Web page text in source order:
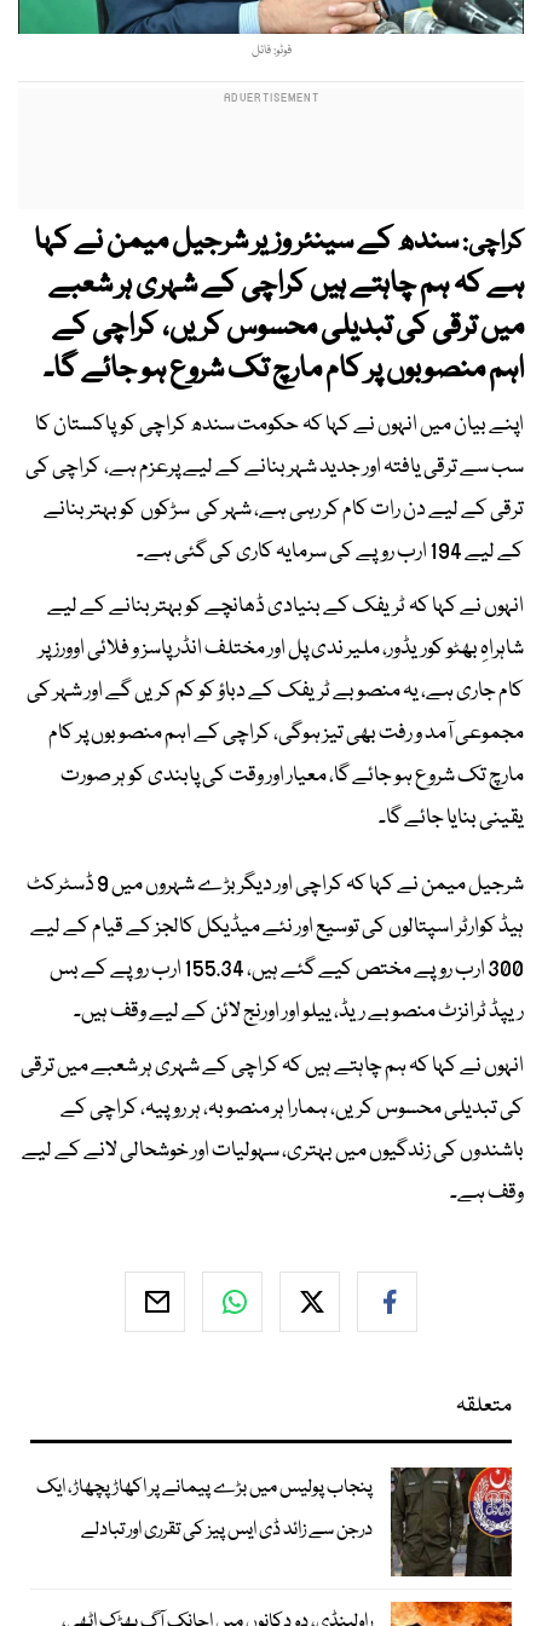
فوٹو: فائل
کراچی:سندھ کے سینئر وزیر شرجیل میمن نے کہا
ہے کہ ہم چاہتے ہیں کراچی کے شہری ہر شعبے
میں ترقی کی تبدیلی محسوس کریں، کراچی کے
اہم منصوبوں پر کام مارچ تک شروع ہو جائے گا۔
اپنے بیان میں انہوں نے کہا کہ حکومت سندھ کراچی کو پاکستان کا
سب سے ترقی یافتہ اور جدید شہر بنانے کے لیے پرعزم ہے، کراچی کی
ترقی کے لیے دن رات کام کر رہی ہے، شہر کی سڑکوں کو بہتر بنانے
کے لیے 194 ارب روپے کی سرمایہ کاری کی گئی ہے۔
انہوں نے کہا کہ ٹریفک کے بنیادی ڈھانچے کو بہتر بنانے کے لیے
شاہراہِ بھٹو کوریڈور، ملیر ندی پل اور مختلف انڈر پاسز و فلائی اوورز پر
کام جاری ہے، یہ منصوبے ٹریفک کے دباؤ کو کم کریں گے اور شہر کی
مجموعی آمد و رفت بھی تیز ہوگی، کراچی کے اہم منصوبوں پر کام
مارچ تک شروع ہو جائے گا، معیار اور وقت کی پابندی کو ہر صورت
یقینی بنایا جائے گا۔
شرجیل میمن نے کہا کہ کراچی اور دیگر بڑے شہروں میں 9 ڈسٹرکٹ
ہیڈ کوارٹر اسپتالوں کی توسیع اور نئے میڈیکل کالجز کے قیام کے لیے
300 ارب روپے مختص کیے گئے ہیں، 155.34 ارب روپے کے بس
ریپڈ ٹرانزٹ منصوبے ریڈ، ییلو اور اورنج لائن کے لیے وقف ہیں۔
انہوں نے کہا کہ ہم چاہتے ہیں کہ کراچی کے شہری ہر شعبے میں ترقی
کی تبدیلی محسوس کریں، ہمارا ہر منصوبہ، ہر روپیہ، کراچی کے
باشندوں کی زندگیوں میں بہتری، سہولیات اور خوشحالی لانے کے لیے
وقف ہے۔
متعلقہ
پنجاب پولیس میں بڑے پیمانے پر اکھاڑ پچھاڑ، ایک
درجن سے زائد ڈی ایس پیز کی تقرری اور تبادلے